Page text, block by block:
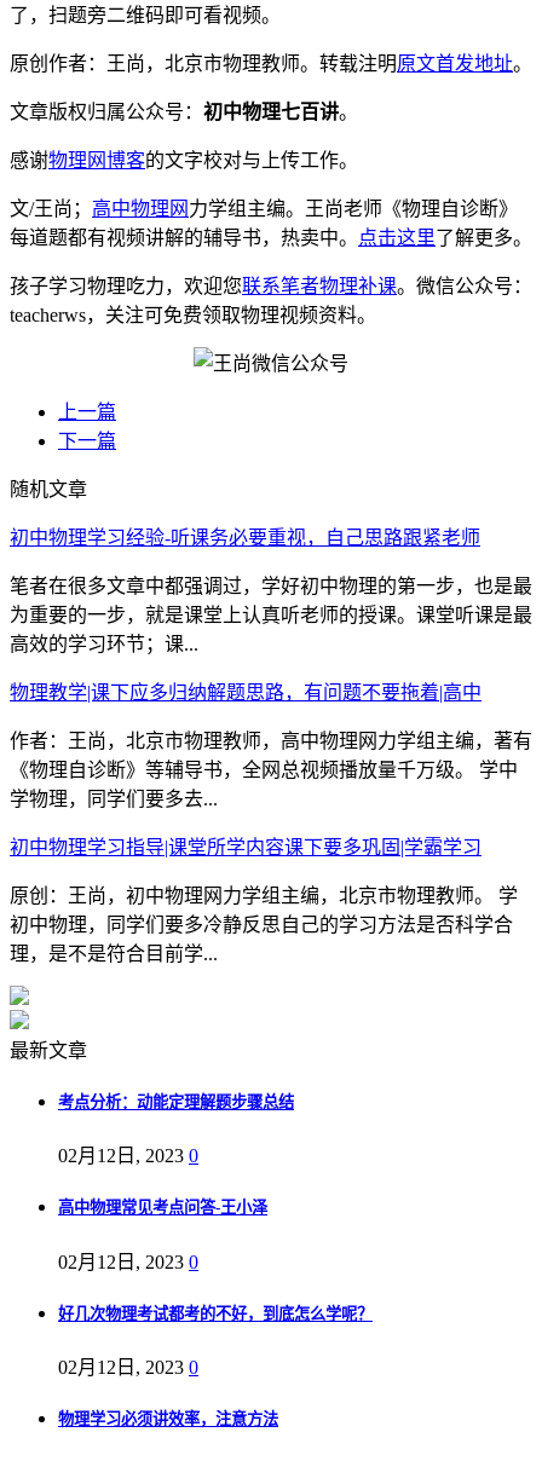
了，扫题旁二维码即可看视频。
原创作者：王尚，北京市物理教师。转载注明原文首发地址。
文章版权归属公众号： 初中物理七百讲。
感谢物理网博客的文字校对与上传工作。
文/王尚； 高中物理网 力学组主编。王尚老师《物理自诊断》
每道题都有视频讲解的辅导书，热卖中。
点击这里了解更多。
孩子学习物理吃力，欢迎您联系笔者物理补课。微信公众号：
teacherws，关注可免费领取物理视频资料。
上一篇
下一篇
随机文章
初中物理学习经验-听课务必要重视，自己思路跟紧老师
笔者在很多文章中都强调过，学好初中物理的第一步，也是最
为重要的一步，就是课堂上认真听老师的授课。课堂听课是最
高效的学习环节；课...
物理教学|课下应多归纳解题思路，有问题不要拖着|高中
作者：王尚，北京市物理教师，高中物理网力学组主编，著有
《物理自诊断》等辅导书，全网总视频播放量千万级。 学中
学物理，同学们要多去...
初中物理学习指导|课堂所学内容课下要多巩固|学霸学习
原创：王尚，初中物理网力学组主编，北京市物理教师。 学
初中物理，同学们要多冷静反思自己的学习方法是否科学合
理，是不是符合目前学...
最新文章
考点分析：动能定理解题步骤总结
02月12日, 2023 0
高中物理常见考点问答-王小泽
02月12日, 2023 0
好几次物理考试都考的不好，到底怎么学呢？
02月12日, 2023 0
物理学习必须讲效率，注意方法